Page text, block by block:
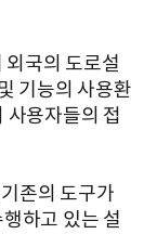
국의 도로설
기능의 사용환
사용자들의 접
존의 도구가
하고 있는 설